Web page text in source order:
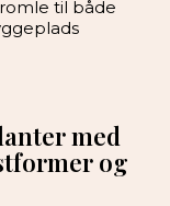
til både
med
og